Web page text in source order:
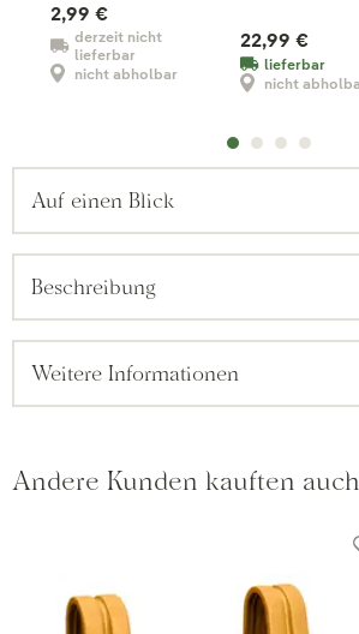
2,99 €
derzeit nicht
lieferbar
nicht abholbar
22,99 €
lieferbar
nicht
Auf einen Blick
Beschreibung
Weitere Informationen
Andere Kunden kauften auch